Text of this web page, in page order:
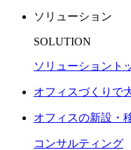
ソリューション
SOLUTION
ソリューショント
オフィスづくりで
オフィスの新設・
コンサルティング